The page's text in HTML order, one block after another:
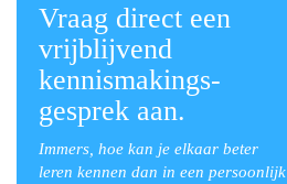
Vraag direct een
vrijblijvend
kennismakings-
gesprek aan.
Immers, hoe kan je elkaar beter
leren kennen dan in een persoonlijk